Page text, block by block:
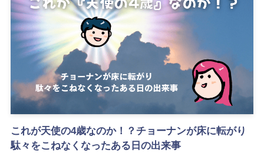
これが天使の4歳なのか！？チョーナンが床に転がり
駄々をこねなくなったある日の出来事